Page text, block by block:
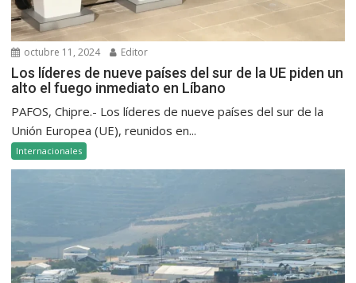
octubre 11, 2024 Editor
Los líderes de nueve países del sur de la UE piden un
alto el fuego inmediato en Líbano
PAFOS, Chipre.- Los líderes de nueve países del sur de la
Unión Europea (UE), reunidos en...
Internacionales